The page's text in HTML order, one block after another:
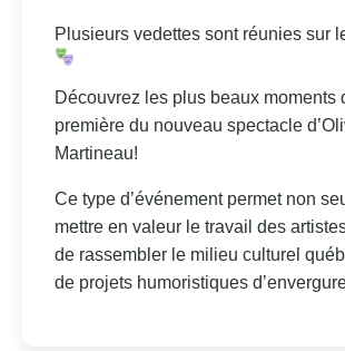
Plusieurs vedettes sont réunies sur
Découvrez les plus beaux moments
première du nouveau spectacle
Martineau!
Ce type d’événement permet non
mettre en valeur le travail des
de rassembler le milieu culturel
de projets humoristiques